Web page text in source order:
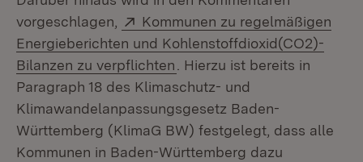
vorgeschlagen,
Extern:
Kommunen zu regelmäßigen
Energieberichten und Kohlenstoffdioxid(CO2)-
Bilanzen zu verpflichten (Öffnet in neuem Fenster)
. Hierzu ist bereits in
Paragraph 18 des Klimaschutz- und
Klimawandelanpassungsgesetz Baden-
Württemberg (KlimaG BW) festgelegt, dass alle
Kommunen in Baden-Württemberg dazu